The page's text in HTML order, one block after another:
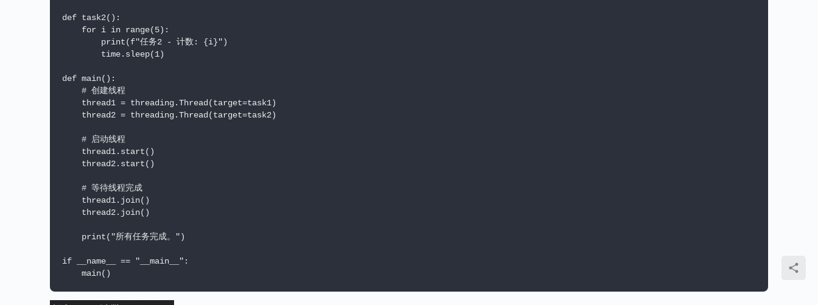
def task2():
    for i in range(5):
        print(f"任务2 - 计数: {i}")
        time.sleep(1)
def main():
    # 创建线程
    thread1 = threading.Thread(target=task1)
    thread2 = threading.Thread(target=task2)
    # 启动线程
    thread1.start()
    thread2.start()
    # 等待线程完成
    thread1.join()
    thread2.join()
    print("所有任务完成。")
if __name__ == "__main__":